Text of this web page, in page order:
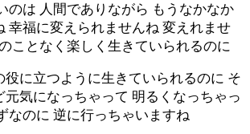
のは 人間でありながら もうなかなか
幸福に変えられませんね 変えれませ
ことなく楽しく生きていられるのに
役に立つように生きていられるのに そ
元気になっちゃって 明るくなっちゃっ
なのに 逆に行っちゃいますね